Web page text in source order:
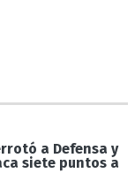
a Defensa y
siete puntos a